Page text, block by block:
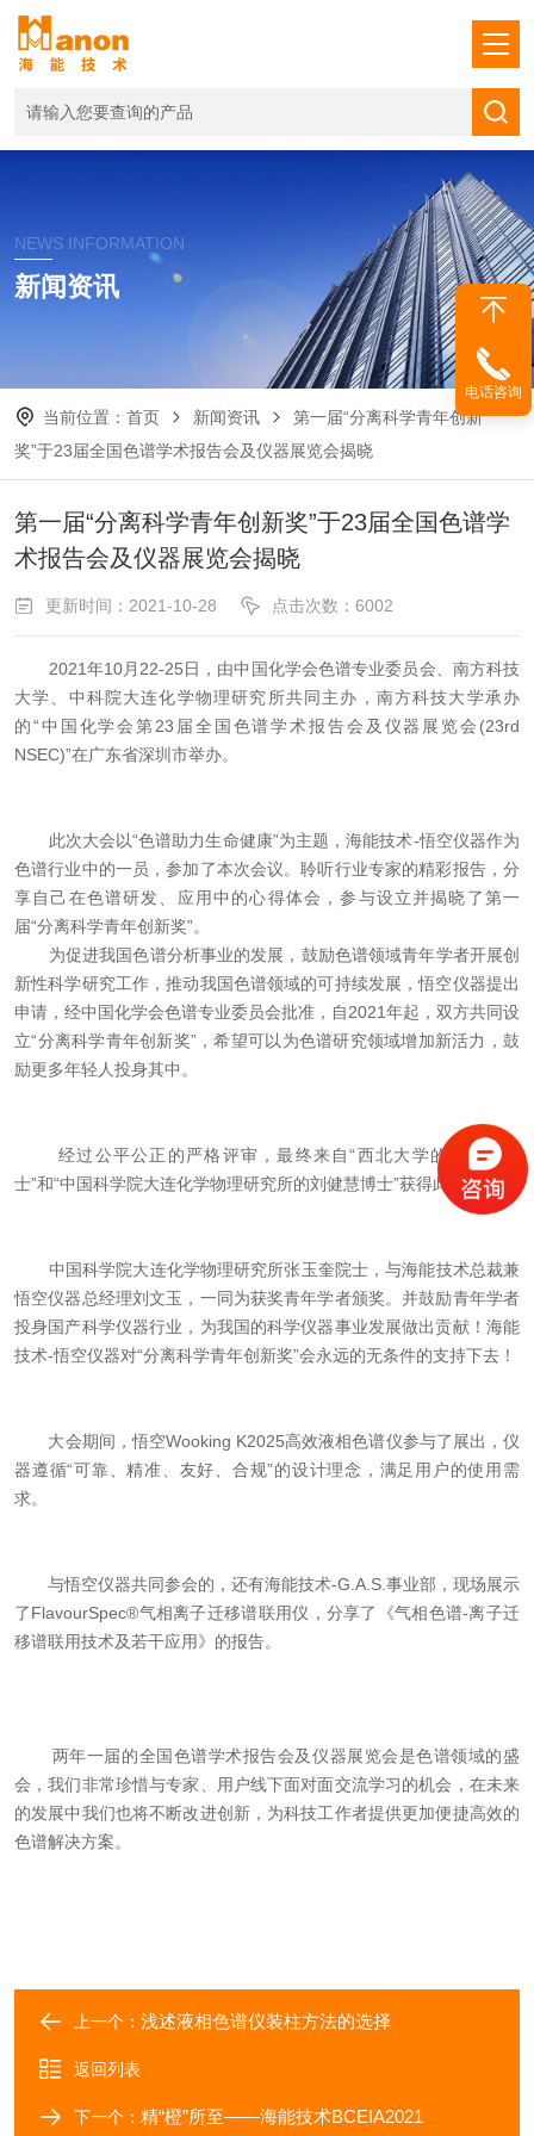
NEWS INFORMATION
新闻资讯
当前位置： 首页 新闻资讯
第一届“分离科学青年创新
奖”于23届全国色谱学术报告会及仪器展览会揭晓
第一届“分离科学青年创新奖”于23届全国色谱学
术报告会及仪器展览会揭晓
更新时间：2021-10-28 点击次数：6002
2021年10月22-25日，由中国化学会色谱专业委员会、南方科技
大学、中科院大连化学物理研究所共同主办，南方科技大学承办
的“中国化学会第23届全国色谱学术报告会及仪器展览会(23rd
NSEC)”在广东省深圳市举办。
此次大会以“色谱助力生命健康”为主题，海能技术-悟空仪器作为
色谱行业中的一员，参加了本次会议。聆听行业专家的精彩报告，分
享自己在色谱研发、应用中的心得体会，参与设立并揭晓了第一
届“分离科学青年创新奖”。
为促进我国色谱分析事业的发展，鼓励色谱领域青年学者开展创
新性科学研究工作，推动我国色谱领域的可持续发展，悟空仪器提出
申请，经中国化学会色谱专业委员会批准，自2021年起，双方共同设
立“分离科学青年创新奖”，希望可以为色谱研究领域增加新活力，鼓
励更多年轻人投身其中。
经过公平公正的严格评审，最终来自“西北大学的边阳阳博
士”和“中国科学院大连化学物理研究所的刘健慧博士”获得此次奖项。
中国科学院大连化学物理研究所张玉奎院士，与海能技术总裁兼
悟空仪器总经理刘文玉，一同为获奖青年学者颁奖。并鼓励青年学者
投身国产科学仪器行业，为我国的科学仪器事业发展做出贡献！海能
技术-悟空仪器对“分离科学青年创新奖”会永远的无条件的支持下去！
大会期间，悟空Wooking K2025高效液相色谱仪参与了展出，仪
器遵循“可靠、精准、友好、合规”的设计理念，满足用户的使用需
求。
与悟空仪器共同参会的，还有海能技术-G.A.S.事业部，现场展示
了FlavourSpec®气相离子迁移谱联用仪，分享了《气相色谱-离子迁
移谱联用技术及若干应用》的报告。
两年一届的全国色谱学术报告会及仪器展览会是色谱领域的盛
会，我们非常珍惜与专家、用户线下面对面交流学习的机会，在未来
的发展中我们也将不断改进创新，为科技工作者提供更加便捷高效的
色谱解决方案。
上一个： 浅述液相色谱仪装柱方法的选择
返回列表
下一个： 精“橙”所至——海能技术BCEIA2021
电话咨询